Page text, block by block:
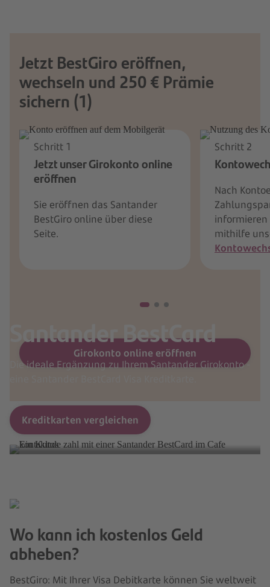
Jetzt BestGiro eröffnen,
wechseln und 250 € Prämie
sichern (1)
Schritt 1
Jetzt unser Girokonto online
eröffnen
Sie eröffnen das Santander
BestGiro online über diese
Seite.
Schritt 2
Nach
informieren
mithilfe
Girokonto online eröffnen
Santander BestCard
Die ideale Ergänzung zu Ihrem Santander Girokonto -
Kreditkarten vergleichen
Wo kann ich kostenlos Geld
abheben?
BestGiro: Mit Ihrer Visa Debitkarte können Sie weltweit